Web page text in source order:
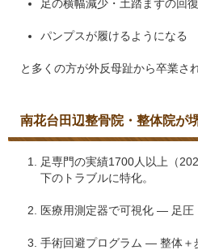
足の横幅減少・土踏まずの回復
パンプスが履けるようになる
と多くの方が外反母趾から卒業さ
南花台田辺整骨院・整体院が
足専門の実績1700人以上（
下のトラブルに特化。
医療用測定器で可視化 — 足圧
手術回避プログラム — 整体＋